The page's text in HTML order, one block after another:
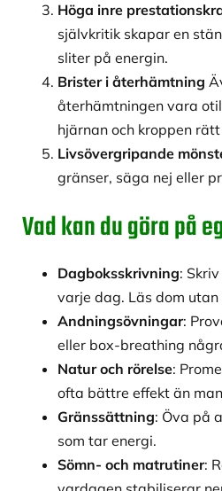
Höga inre
självkritik skapar en
sliter på energin.
Brister i återhämtning
återhämtningen vara
hjärnan och kroppen
Livsövergripande
gränser, säga nej eller
Vad kan du göra på
Dagboksskrivning:
varje dag. Läs dom
Andningsövningar:
eller box-breathing
Natur och rörelse:
ofta bättre effekt än
Gränssättning: Öva på
som tar energi.
Sömn- och matrutiner: